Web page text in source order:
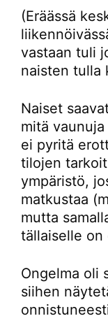
(Eräässä
vastaan tuli
naisten tulla
Naiset
mitä
ei pyritä
tilojen
ympäristö,
matkustaa
mutta
tällaiselle on
Ongelma oli
siihen